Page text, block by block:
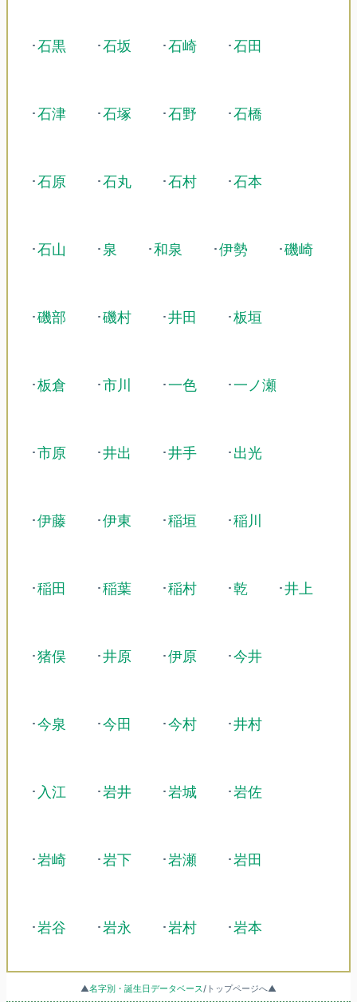
･石黒 ･石坂 ･石崎 ･石田
･石津 ･石塚 ･石野 ･石橋
･石原 ･石丸 ･石村 ･石本
･石山 ･泉 ･和泉 ･伊勢 ･磯崎
･磯部 ･磯村 ･井田 ･板垣
･板倉 ･市川 ･一色 ･一ノ瀬
･市原 ･井出 ･井手 ･出光
･伊藤 ･伊東 ･稲垣 ･稲川
･稲田 ･稲葉 ･稲村 ･乾 ･井上
･猪俣 ･井原 ･伊原 ･今井
･今泉 ･今田 ･今村 ･井村
･ 入江 ･岩井 ･岩城 ･岩佐
･岩崎 ･岩下 ･岩瀬 ･岩田
･岩谷 ･岩永 ･岩村 ･岩本
▲名字別・誕生日データベース/トップページへ▲